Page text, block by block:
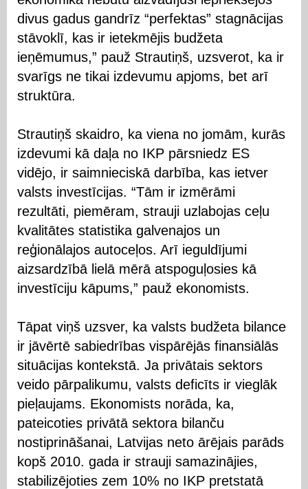
divus gadus gandrīz “perfektas” stagnācijas
stāvoklī, kas ir ietekmējis budžeta
ieņēmumus,” pauž Strautiņš, uzsverot, ka ir
svarīgs ne tikai izdevumu apjoms, bet arī
struktūra.
Strautiņš skaidro, ka viena no jomām, kurās
izdevumi kā daļa no IKP pārsniedz ES
vidējo, ir saimnieciskā darbība, kas ietver
valsts investīcijas. “Tām ir izmērāmi
rezultāti, piemēram, strauji uzlabojas ceļu
kvalitātes statistika galvenajos un
reģionālajos autoceļos. Arī ieguldījumi
aizsardzībā lielā mērā atspoguļosies kā
investīciju kāpums,” pauž ekonomists.
Tāpat viņš uzsver, ka valsts budžeta bilance
ir jāvērtē sabiedrības vispārējās finansiālās
situācijas kontekstā. Ja privātais sektors
veido pārpalikumu, valsts deficīts ir vieglāk
pieļaujams. Ekonomists norāda, ka,
pateicoties privātā sektora bilanču
nostiprināšanai, Latvijas neto ārējais parāds
kopš 2010. gada ir strauji samazinājies,
stabilizējoties zem 10% no IKP pretstatā